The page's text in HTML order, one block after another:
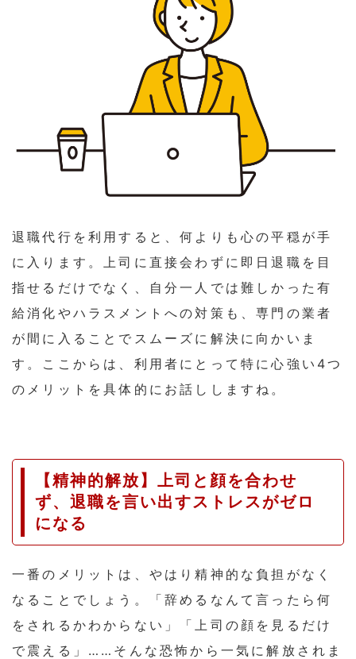
退職代行を利用すると、何よりも心の平穏が手
に入ります。上司に直接会わずに即日退職を目
指せるだけでなく、自分一人では難しかった有
給消化やハラスメントへの対策も、専門の業者
が間に入ることでスムーズに解決に向かいま
す。ここからは、利用者にとって特に心強い4つ
のメリットを具体的にお話ししますね。
【精神的解放】上司と顔を合わせ
ず、退職を言い出すストレスがゼロ
になる
一番のメリットは、やはり精神的な負担がなく
なることでしょう。「辞めるなんて言ったら何
をされるかわからない」「上司の顔を見るだけ
で震える」……そんな恐怖から一気に解放されま